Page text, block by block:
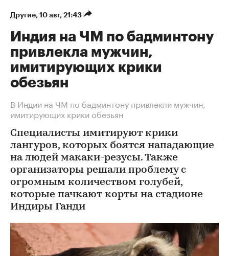
Другие 10 авг, 21:43
Индия на ЧМ по бадминтону
привлекла мужчин,
имитирующих крики
обезьян
В Индии на ЧМ по бадминтону привлекли мужчин,
имитирующих крики обезьян
Специалисты имитируют крики
лангуров, которых боятся нападающие
на людей макаки-резусы. Также
организаторы решали проблему с
огромным количеством голубей,
которые пачкают корты на стадионе
Индиры Ганди